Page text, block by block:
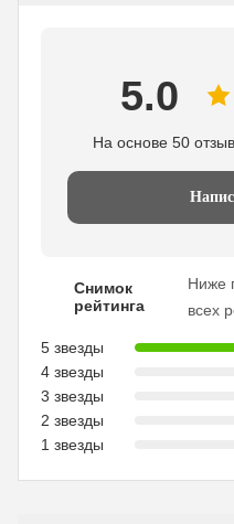
5.0
На основе 50
Снимок
рейтинга
Ниже
всех
5 звезды
4 звезды
3 звезды
2 звезды
1 звезды